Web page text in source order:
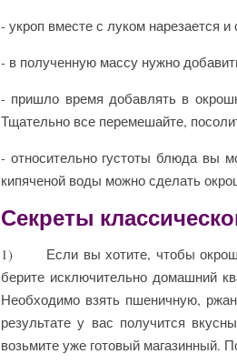
- укроп вместе с луком нарезается
- в полученную массу нужно
- пришло время добавлять в
Тщательно все перемешайте,
- относительно густоты блюда вы
кипяченой воды можно сделать
Секреты
1) Если вы хотите, чтобы
берите исключительно домашний
Необходимо взять пшеничную,
результате у вас получится
возьмите уже готовый магазинный.